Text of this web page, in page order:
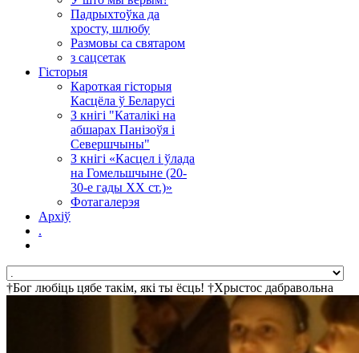
Падрыхтоўка да
хросту, шлюбу
Размовы са святаром
з сацсетак
Гісторыя
Кароткая гісторыя
Касцёла ў Беларусі
З кнігі "Каталікі на
абшарах Панізоўя і
Севершчыны"
З кнігі «Касцел і ўлада
на Гомельшчыне (20-
30-е гады ХХ ст.)»
Фотагалерэя
Архіў
.
†Бог любіць цябе такім, які ты ёсць! †Хрыстос дабравольна
пайшоў на крыж за твае правіны †Смерць пераможана! †
Найбольш просты шлях да святасці - не асуджай! †Ісус шукае і
чакае цябе! †Хрыстос уваскрос! †Д'ябал не можа зрабіць пекла
прывабным, таму ён робіць прывабнай дарогу туды